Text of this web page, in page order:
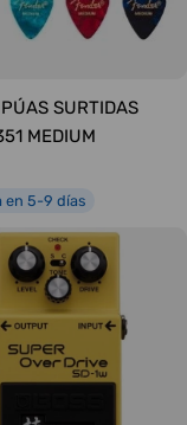
SURTIDAS
MEDIUM
en 5-9 días